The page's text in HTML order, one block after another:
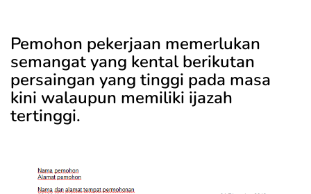
Pemohon pekerjaan memerlukan
semangat yang kental berikutan
persaingan yang tinggi pada masa
kini walaupun memiliki ijazah
tertinggi.